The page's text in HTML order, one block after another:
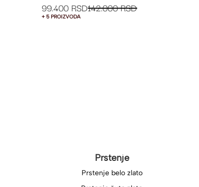
99.400 RSD142.000 RSD
+ 5 PROIZVODA
Prstenje
Prstenje belo zlato